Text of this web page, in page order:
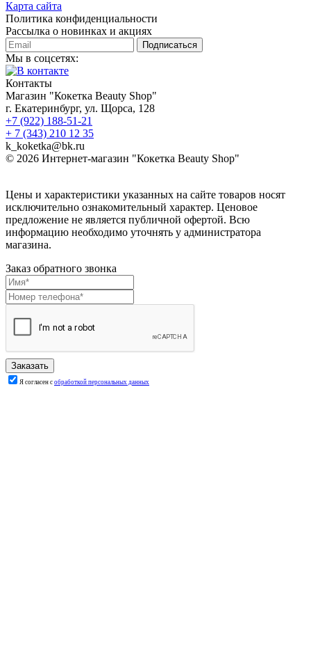
Карта сайта
Политика конфиденциальности
Рассылка о новинках и акциях
Подписаться
Мы в соцсетях:
Контакты
Магазин "Кокетка Beauty Shop"
г. Екатеринбург, ул. Щорса, 128
+7 (922) 188-51-21
+ 7 (343) 210 12 35
k_koketka@bk.ru
© 2026 Интернет-магазин "Кокетка Beauty Shop"
Цены и характеристики указанных на сайте товаров носят
исключительно ознакомительный характер. Ценовое
предложение не является публичной офертой. Всю
информацию необходимо уточнять у администратора
магазина.
Заказ обратного звонка
Я согласен с обработкой персональных данных